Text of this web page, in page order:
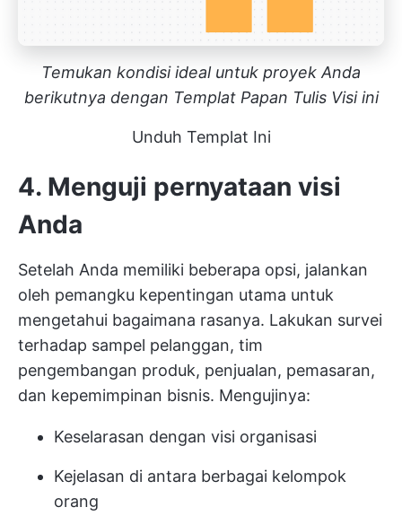
Temukan kondisi ideal untuk proyek Anda
berikutnya dengan Templat Papan Tulis Visi ini
Unduh Templat Ini
4. Menguji pernyataan visi
Anda
Setelah Anda memiliki beberapa opsi, jalankan
oleh pemangku kepentingan utama untuk
mengetahui bagaimana rasanya. Lakukan survei
terhadap sampel pelanggan, tim
pengembangan produk, penjualan, pemasaran,
dan kepemimpinan bisnis. Mengujinya:
Keselarasan dengan visi organisasi
Kejelasan di antara berbagai kelompok
orang